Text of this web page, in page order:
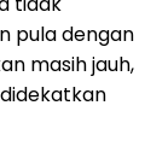
pula dengan
masih jauh,